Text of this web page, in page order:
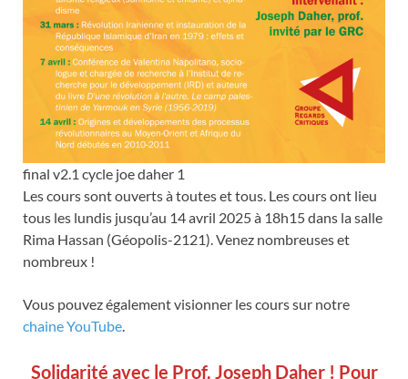
final v2.1 cycle joe daher 1
Les cours sont ouverts à toutes et tous. Les cours ont lieu
tous les lundis jusqu’au 14 avril 2025 à 18h15 dans la salle
Rima Hassan (Géopolis-2121). Venez nombreuses et
nombreux !
Vous pouvez également visionner les cours sur notre
chaine YouTube.
Solidarité avec le Prof. Joseph Daher ! Pour